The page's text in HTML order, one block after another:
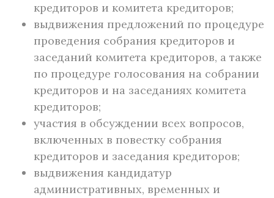
кредиторов и комитета кредиторов;
выдвижения предложений по процедуре
проведения собрания кредиторов и
заседаний комитета кредиторов, а также
по процедуре голосования на собрании
кредиторов и на заседаниях комитета
кредиторов;
участия в обсуждении всех вопросов,
включенных в повестку собрания
кредиторов и заседания кредиторов;
выдвижения кандидатур
административных, временных и